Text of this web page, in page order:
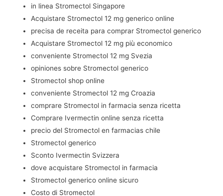
in linea Stromectol Singapore
Acquistare Stromectol 12 mg generico online
precisa de receita para comprar Stromectol generico
Acquistare Stromectol 12 mg più economico
conveniente Stromectol 12 mg Svezia
opiniones sobre Stromectol generico
Stromectol shop online
conveniente Stromectol 12 mg Croazia
comprare Stromectol in farmacia senza ricetta
Comprare Ivermectin online senza ricetta
precio del Stromectol en farmacias chile
Stromectol generico
Sconto Ivermectin Svizzera
dove acquistare Stromectol in farmacia
Stromectol generico online sicuro
Costo di Stromectol